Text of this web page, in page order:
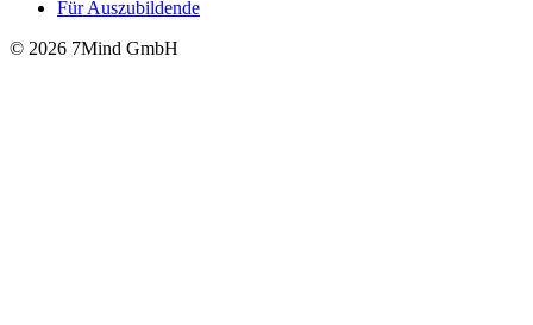
Für Auszubildende
© 2026 7Mind GmbH